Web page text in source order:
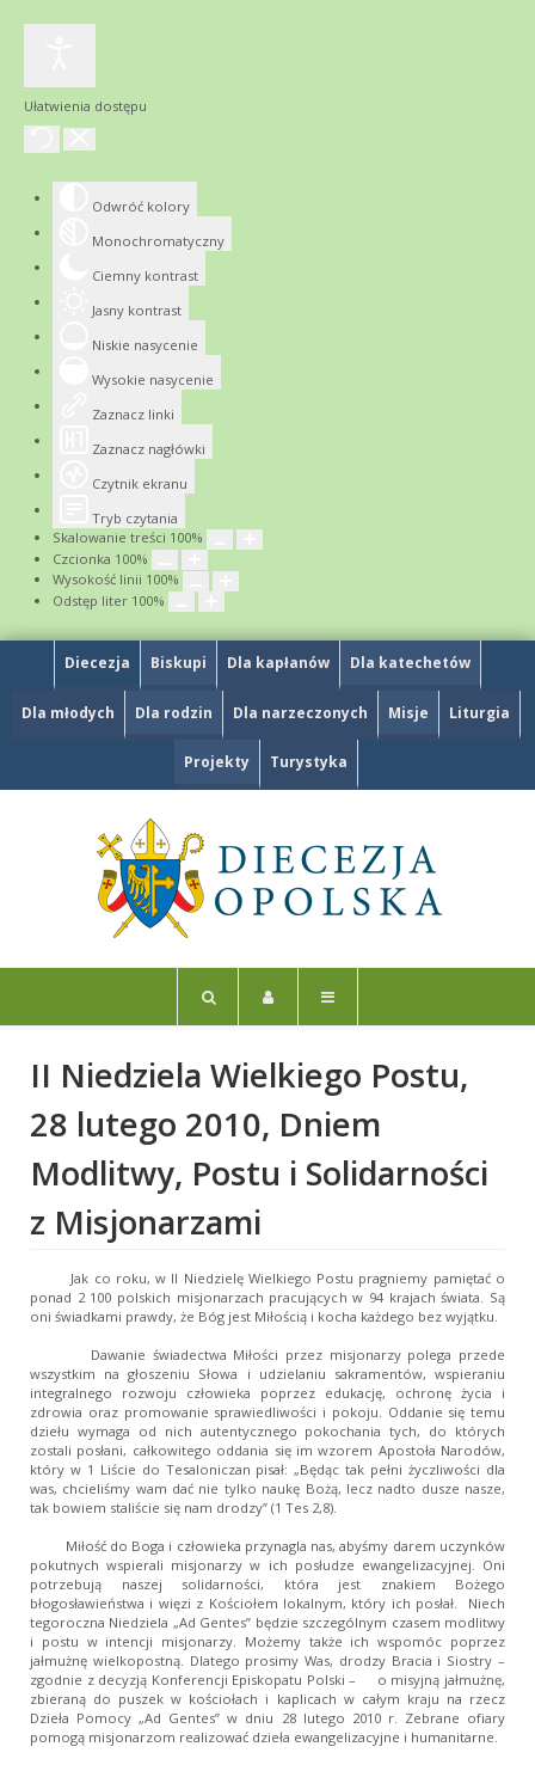
Ułatwienia dostępu
Odwróć kolory
Monochromatyczny
Ciemny kontrast
Jasny kontrast
Niskie nasycenie
Wysokie nasycenie
Zaznacz linki
Zaznacz nagłówki
Czytnik ekranu
Tryb czytania
Skalowanie treści 100%
Czcionka 100%
Wysokość linii 100%
Odstęp liter 100%
Diecezja Biskupi Dla kapłanów Dla katechetów
Dla młodych Dla rodzin Dla narzeczonych Misje Liturgia
Projekty Turystyka
II Niedziela Wielkiego Postu,
28 lutego 2010, Dniem
Modlitwy, Postu i Solidarności
z Misjonarzami
Jak co roku, w II Niedzielę Wielkiego Postu pragniemy pamiętać o
ponad 2 100 polskich misjonarzach pracujących w 94 krajach świata. Są
oni świadkami prawdy, że Bóg jest Miłością i kocha każdego bez wyjątku.
Dawanie świadectwa Miłości przez misjonarzy polega przede
wszystkim na głoszeniu Słowa i udzielaniu sakramentów, wspieraniu
integralnego rozwoju człowieka poprzez edukację, ochronę życia i
zdrowia oraz promowanie sprawiedliwości i pokoju. Oddanie się temu
dziełu wymaga od nich autentycznego pokochania tych, do których
zostali posłani, całkowitego oddania się im wzorem Apostoła Narodów,
który w 1 Liście do Tesaloniczan pisał: „Będąc tak pełni życzliwości dla
was, chcieliśmy wam dać nie tylko naukę Bożą, lecz nadto dusze nasze,
tak bowiem staliście się nam drodzy” (1 Tes 2,8).
Miłość do Boga i człowieka przynagla nas, abyśmy darem uczynków
pokutnych wspierali misjonarzy w ich posłudze ewangelizacyjnej. Oni
potrzebują naszej solidarności, która jest znakiem Bożego
błogosławieństwa i więzi z Kościołem lokalnym, który ich posłał. Niech
tegoroczna Niedziela „Ad Gentes” będzie szczególnym czasem modlitwy
i postu w intencji misjonarzy. Możemy także ich wspomóc poprzez
jałmużnę wielkopostną. Dlatego prosimy Was, drodzy Bracia i Siostry –
zgodnie z decyzją Konferencji Episkopatu Polski – o misyjną jałmużnę,
zbieraną do puszek w kościołach i kaplicach w całym kraju na rzecz
Dzieła Pomocy „Ad Gentes” w dniu 28 lutego 2010 r. Zebrane ofiary
pomogą misjonarzom realizować dzieła ewangelizacyjne i humanitarne.